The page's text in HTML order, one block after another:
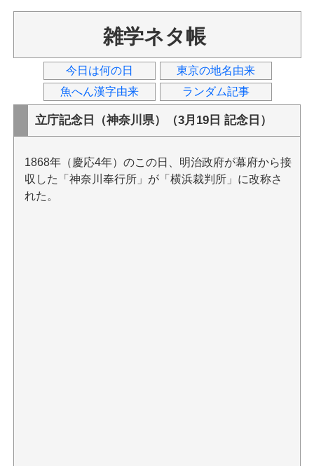
雑学ネタ帳
今日は何の日
東京の地名由来
魚へん漢字由来
ランダム記事
立庁記念日（神奈川県）（3月19日 記念日）
1868年（慶応4年）のこの日、明治政府が幕府から接
収した「神奈川奉行所」が「横浜裁判所」に改称さ
れた。